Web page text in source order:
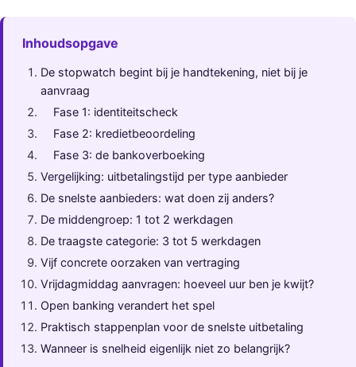
Inhoudsopgave
De stopwatch begint bij je handtekening, niet bij je
aanvraag
Fase 1: identiteitscheck
Fase 2: kredietbeoordeling
Fase 3: de bankoverboeking
Vergelijking: uitbetalingstijd per type aanbieder
De snelste aanbieders: wat doen zij anders?
De middengroep: 1 tot 2 werkdagen
De traagste categorie: 3 tot 5 werkdagen
Vijf concrete oorzaken van vertraging
Vrijdagmiddag aanvragen: hoeveel uur ben je kwijt?
Open banking verandert het spel
Praktisch stappenplan voor de snelste uitbetaling
Wanneer is snelheid eigenlijk niet zo belangrijk?